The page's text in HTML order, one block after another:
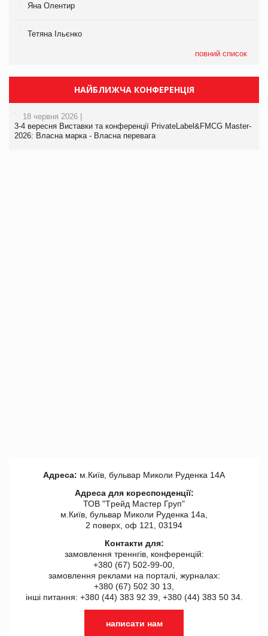
Яна Олентир
Тетяна Ільєнко
повний список
НАЙБЛИЖЧА КОНФЕРЕНЦІЯ
18 червня 2026 |
3-4 вересня Виставки та конференції PrivateLabel&FMCG Master-
2026: Власна марка - Власна перевага
Адреса: м.Київ, бульвар Миколи Руденка 14А
Адреса для кореспонденції:
ТОВ "Tрейд Мастер Груп"
м.Київ, бульвар Миколи Руденка 14а,
2 поверх, оф 121, 03194
Контакти для:
замовлення треннгів, конференцій:
+380 (67) 502-99-00,
замовлення реклами на порталі, журналах:
+380 (67) 502 30 13,
інші питання: +380 (44) 383 92 39, +380 (44) 383 50 34.
написати нам